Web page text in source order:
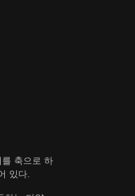
축으로 하
있다.